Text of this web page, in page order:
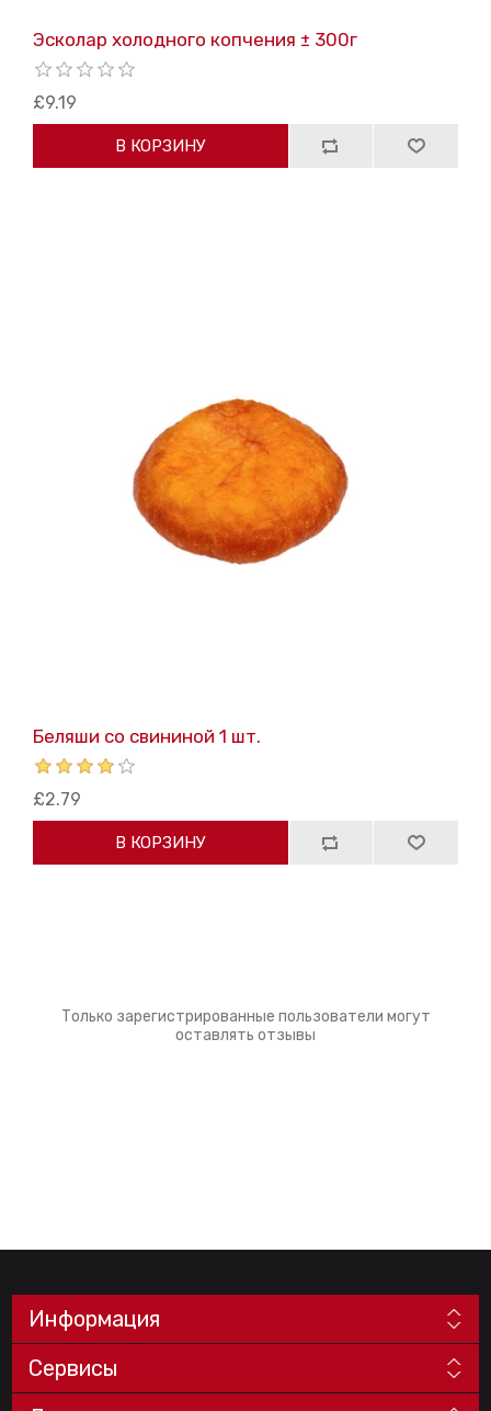
Эсколар холодного копчения ± 300г
£9.19
В КОРЗИНУ
Беляши со свининой 1 шт.
£2.79
В КОРЗИНУ
Только зарегистрированные пользователи могут
оставлять отзывы
Информация
Сервисы